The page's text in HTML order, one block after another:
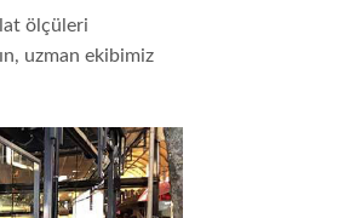
ölçüleri
uzman ekibimiz